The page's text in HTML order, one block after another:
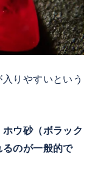
りやすいという
ウ砂（ボラック
るのが一般的で